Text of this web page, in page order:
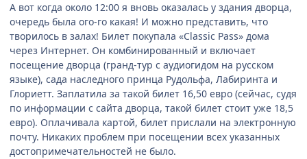
А вот когда около 12:00 я вновь оказалась у здания дворца,
очередь была ого-го какая! И можно представить, что
творилось в залах! Билет покупала «Classic Pass» дома
через Интернет. Он комбинированный и включает
посещение дворца (гранд-тур с аудиогидом на русском
языке), сада наследного принца Рудольфа, Лабиринта и
Глориетт. Заплатила за такой билет 16,50 евро (сейчас, судя
по информации с сайта дворца, такой билет стоит уже 18,5
евро). Оплачивала картой, билет прислали на электронную
почту. Никаких проблем при посещении всех указанных
достопримечательностей не было.